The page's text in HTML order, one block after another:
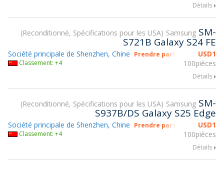
Détails
Reconditionné, Spécifications pour les USA Samsung SM-
S721B Galaxy S24 FE
USD1
100pièces
Société principale de Shenzhen, Chine Prendre part à gsmX Hong
Classement: +4
Détails
Reconditionné, Spécifications pour les USA Samsung SM-
S937B/DS Galaxy S25 Edge
USD1
100pièces
Société principale de Shenzhen, Chine Prendre part à gsmX Hong
Classement: +4
Détails